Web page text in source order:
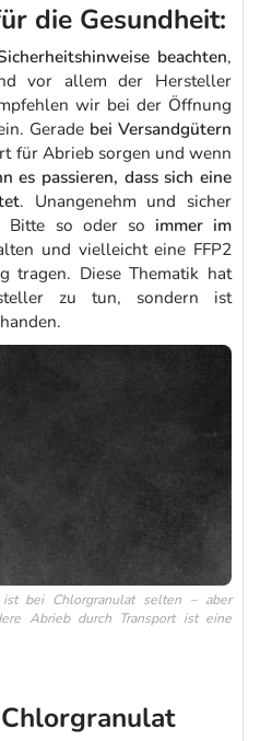
die Gesundheit:
beachten,
vor allem der Hersteller
wir bei der Öffnung
Gerade bei Versandgütern
für Abrieb sorgen und wenn
es passieren, dass sich eine
. Unangenehm und sicher
Bitte so oder so immer im
und vielleicht eine FFP2
tragen. Diese Thematik hat
zu tun, sondern ist
bei Chlorgranulat selten – aber
Abrieb durch Transport ist eine